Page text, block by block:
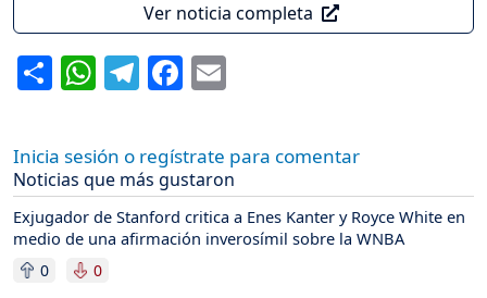
Ver noticia completa
ShareWhatsApp
Telegram
Facebook
Inicia sesión o regístrate para comentar
Noticias que más gustaron
Exjugador de Stanford critica a Enes Kanter y Royce White en
medio de una afirmación inverosímil sobre la WNBA
0 0